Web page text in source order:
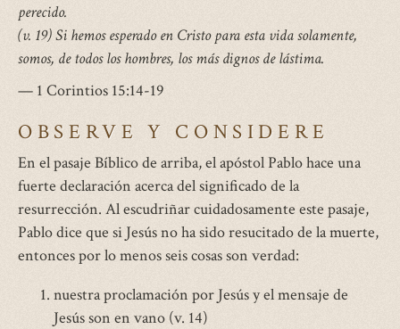
perecido.
(v. 19) Si hemos esperado en Cristo para esta vida solamente,
somos, de todos los hombres, los más dignos de lástima.
— 1 Corintios 15:14-19
OBSERVE Y CONSIDERE
En el pasaje Bíblico de arriba, el apóstol Pablo hace una
fuerte declaración acerca del significado de la
resurrección. Al escudriñar cuidadosamente este pasaje,
Pablo dice que si Jesús no ha sido resucitado de la muerte,
entonces por lo menos seis cosas son verdad:
nuestra proclamación por Jesús y el mensaje de
Jesús son en vano (v. 14)